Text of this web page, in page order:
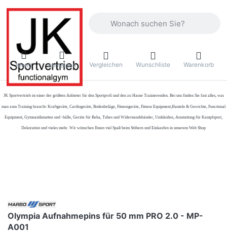
Menü Anmelden Vergleichen Wunschliste Warenkorb
JK Sportvertrieb ist einer der größten Anbieter für den Sportprofi und den zu Hause Trainierenden. Bei uns finden Sie fast alles, was
man zum Training braucht: Kraftgeräte, Cardiogeräte, Bodenbeläge, Fitnessgeräte, Fitness Equipment,Hanteln & Gewichte, Functional
Equipment, Gymnastikmatten und -bälle, Geräte für Reha, Tubes und Widerstandsbänder, Umkleiden, Ausstattung für Kampfsport,
Dekoration und vieles mehr. Wir wünschen Ihnen viel Spaß beim Stöbern und Einkaufen in unserem Web Shop
Olympia Aufnahmepins für 50 mm PRO 2.0 - MP-
A001